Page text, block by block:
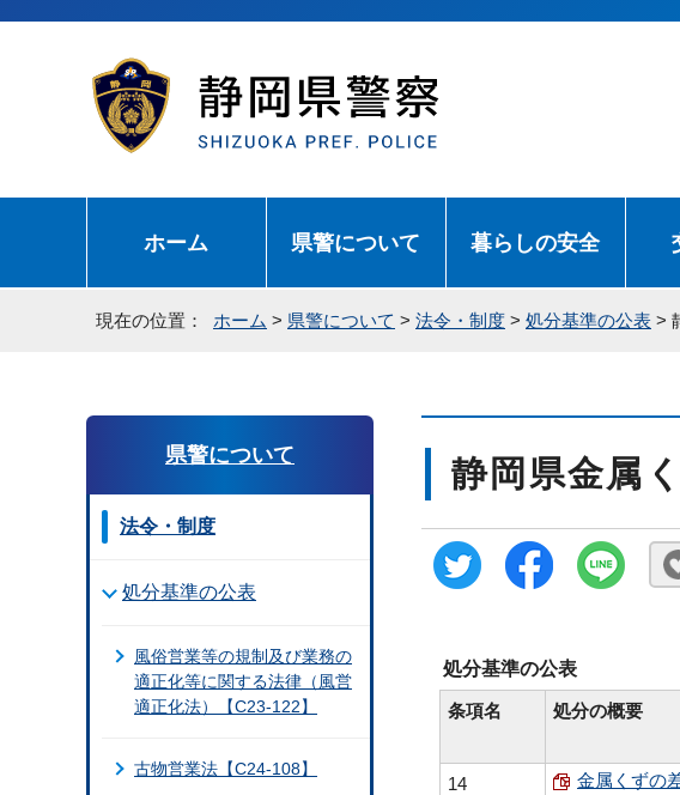
ホーム 県警について 暮らしの安全
現在の位置： ホーム > 県警について > 法令・制度 > 処分基準の公表 >
静岡県金属
処分基準の公表
条項名 処分の概要
14 金属くずの
県警について
法令・制度
処分基準の公表
風俗営業等の規制及び業務の
適正化等に関する法律（風営
適正化法）【C23-122】
古物営業法【C24-108】